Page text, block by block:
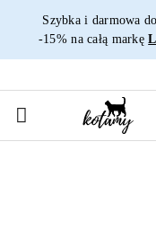
Przejdź do treści
Przejdź do
Przejdź do moje
Przejdź do menu
Przejdź do opisu
Przejdź do stopki
Szybka i darmowa
-15% na całą markę